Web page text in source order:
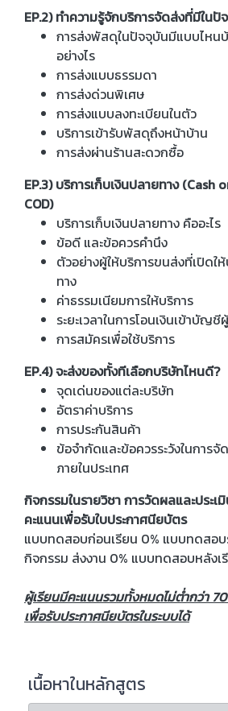
EP.2) ทำความรู้จักบริการจัดส่งที่มีในปั
การส่งพัสดุในปัจจุบันมีแบบไหน
อย่างไร
การส่งแบบธรรมดา
การส่งด่วนพิเศษ
การส่งแบบลงทะเบียนในตัว
บริการเข้ารับพัสดุถึงหน้าบ้าน
การส่งผ่านร้านสะดวกซื้อ
EP.3) บริการเก็บเงินปลายทาง (Cash
COD)
บริการเก็บเงินปลายทาง คืออะไร
ข้อดี และข้อควรคำนึง
ตัวอย่างผู้ให้บริการขนส่งที่เปิดใ
ทาง
ค่าธรรมเนียมการให้บริการ
ระยะเวลาในการโอนเงินเข้าบัญ
การสมัครเพื่อใช้บริการ
EP.4) จะส่งของทั้งทีเลือกบริษัทไหนดี?
จุดเด่นของแต่ละบริษัท
อัตราค่าบริการ
การประกันสินค้า
ข้อจำกัดและข้อควรระวังในการ
ภายในประเทศ
กิจกรรมในรายวิชา การวัดผลและประ
คะแนนเพื่อรับใบประกาศนียบัตร
แบบทดสอบก่อนเรียน 0% แบบทดสอบ
กิจกรรม ส่งงาน 0% แบบทดสอบหลังเ
ผู้เรียนมีคะแนนรวมทั้งหมดไม่ต่ำกว่า
เพื่อรับประกาศนียบัตรในระบบได้
เนื้อหาในหลักสูตร